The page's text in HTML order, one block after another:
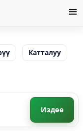
Катталуу
Издөө